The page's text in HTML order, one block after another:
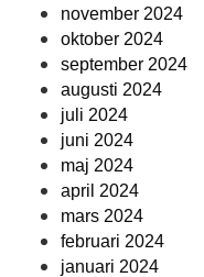
november 2024
oktober 2024
september 2024
augusti 2024
juli 2024
juni 2024
maj 2024
april 2024
mars 2024
februari 2024
januari 2024